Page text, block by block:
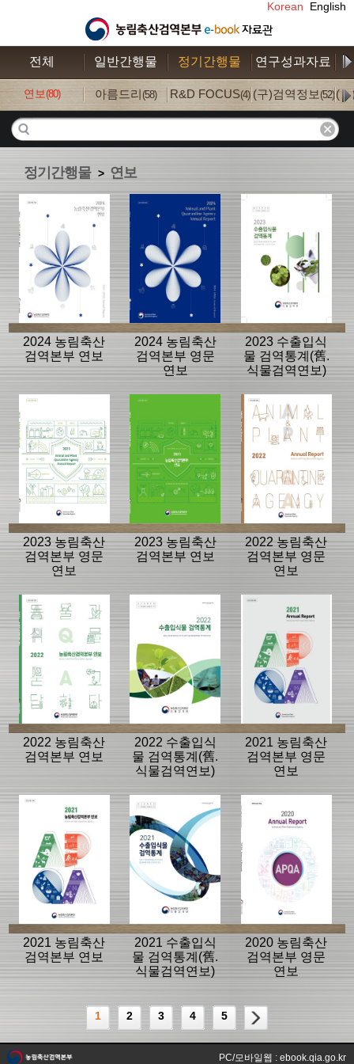
Korean English
전체 일반간행물 정기간행물 연구성과자료
연보(80) 아름드리(58) R&D FOCUS(4) (구)검역정보 (52) (
정기간행물 > 연보
2024 농림축산
검역본부 연보
2024 농림축산
검역본부 영문
연보
2023 수출입식
물 검역통계(舊.
식물검역연보)
2023 농림축산
검역본부 영문
연보
2023 농림축산
검역본부 연보
2022 농림축산
검역본부 영문
연보
2022 농림축산
검역본부 연보
2022 수출입식
물 검역통계(舊.
식물검역연보)
2021 농림축산
검역본부 영문
연보
2021 농림축산
검역본부 연보
2021 수출입식
물 검역통계(舊.
식물검역연보)
2020 농림축산
검역본부 영문
연보
1 2 3 4 5
PC/모바일웹 : ebook.qia.go.kr